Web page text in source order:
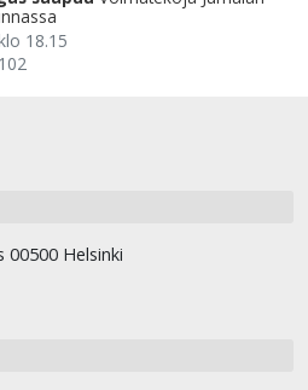
18.15
00500 Helsinki